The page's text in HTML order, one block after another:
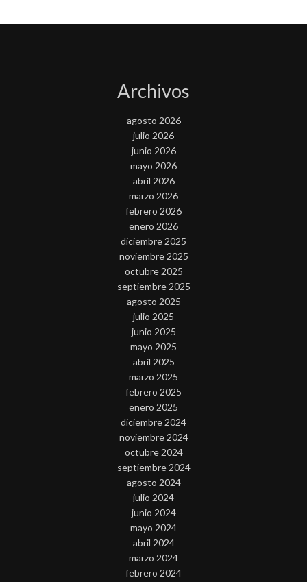
Archivos
agosto 2026
julio 2026
junio 2026
mayo 2026
abril 2026
marzo 2026
febrero 2026
enero 2026
diciembre 2025
noviembre 2025
octubre 2025
septiembre 2025
agosto 2025
julio 2025
junio 2025
mayo 2025
abril 2025
marzo 2025
febrero 2025
enero 2025
diciembre 2024
noviembre 2024
octubre 2024
septiembre 2024
agosto 2024
julio 2024
junio 2024
mayo 2024
abril 2024
marzo 2024
febrero 2024